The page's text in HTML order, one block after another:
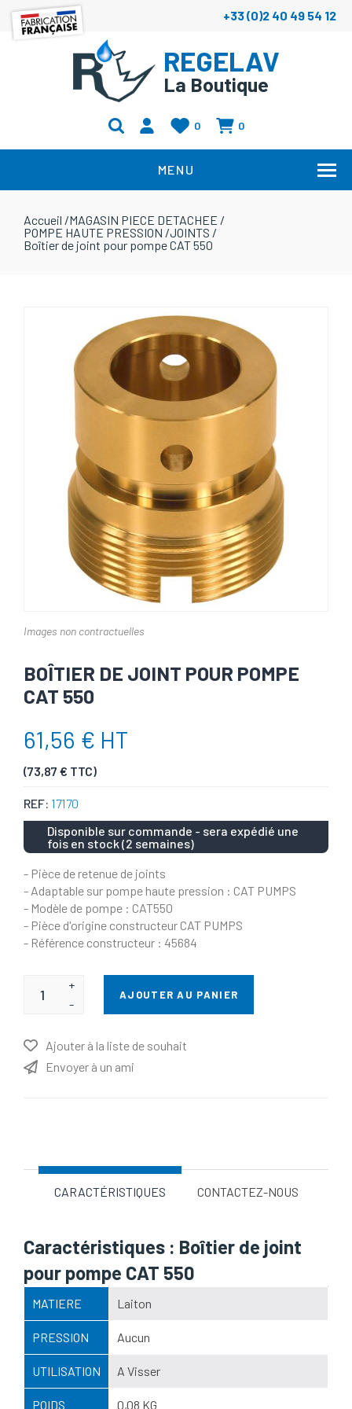
+33 (0)2 40 49 54 12
REGELAV
La Boutique
0 0
MENU
Accueil /MAGASIN PIECE DETACHEE /
POMPE HAUTE PRESSION /JOINTS /
Boîtier de joint pour pompe CAT 550
Images non contractuelles
BOÎTIER DE JOINT POUR POMPE
CAT 550
61,56 € HT
(73,87 € TTC)
REF: 17170
Disponible sur commande - sera expédié une
fois en stock (2 semaines)
- Pièce de retenue de joints
- Adaptable sur pompe haute pression : CAT PUMPS
- Modèle de pompe : CAT550
- Pièce d'origine constructeur CAT PUMPS
- Référence constructeur : 45684
+
-
AJOUTER AU PANIER
Ajouter à la liste de souhait
Envoyer à un ami
CARACTÉRISTIQUES CONTACTEZ-NOUS
Caractéristiques : Boîtier de joint
pour pompe CAT 550
MATIERE Laiton
PRESSION Aucun
UTILISATION A Visser
POIDS 0,08 KG